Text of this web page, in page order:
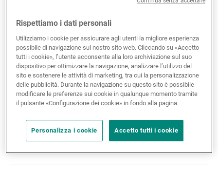
Novità e approfondimenti
Contatto
Condividere la biografia:
Rispettiamo i dati personali
Utilizziamo i cookie per assicurare agli utenti la migliore esperienza
possibile di navigazione sul nostro sito web. Cliccando su «Accetto
tutti i cookie», l’utente acconsente alla loro archiviazione sul suo
dispositivo per ottimizzare la navigazione, analizzare l’utilizzo del
sito e sostenere le attività di marketing, tra cui la personalizzazione
delle pubblicità. Durante la navigazione su questo sito è possibile
modificare le preferenze sui cookie in qualunque momento tramite
il pulsante «Configurazione dei cookie» in fondo alla pagina.
Personalizza i cookie Accetto tutti i cookie